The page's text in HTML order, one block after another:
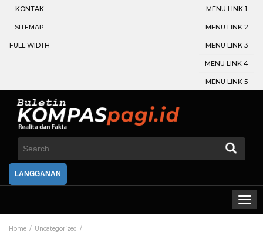
KONTAK
SITEMAP
FULL WIDTH
MENU LINK 1
MENU LINK 2
MENU LINK 3
MENU LINK 4
MENU LINK 5
Search
LANGGANAN
Home
Uncategorized